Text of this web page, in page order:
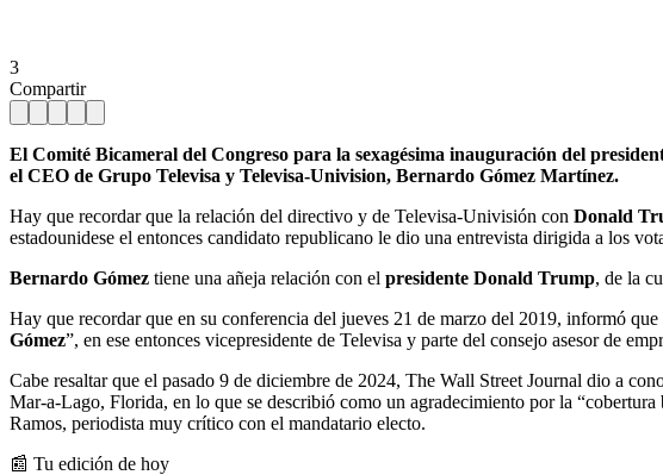
3
Compartir
El Comité Bicameral del Congreso para la sexagésima inauguración del
el CEO de Grupo Televisa y Televisa-Univision, Bernardo Gómez Martínez.
Hay que recordar que la relación del directivo y de Televisa-Univisión con Donald
estadounidese el entonces candidato republicano le dio una entrevista dirigida a los
Bernardo Gómez tiene una añeja relación con el presidente Donald Trump, de la
Hay que recordar que en su conferencia del jueves 21 de marzo del 2019, informó
Gómez”, en ese entonces vicepresidente de Televisa y parte del consejo asesor de
Cabe resaltar que el pasado 9 de diciembre de 2024, The Wall Street Journal dio a
Mar-a-Lago, Florida, en lo que se describió como un agradecimiento por la
Ramos, periodista muy crítico con el mandatario electo.
📰 Tu edición de hoy